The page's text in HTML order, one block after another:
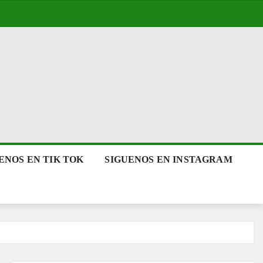
EN TIK TOK SIGUENOS EN INSTAGRAM